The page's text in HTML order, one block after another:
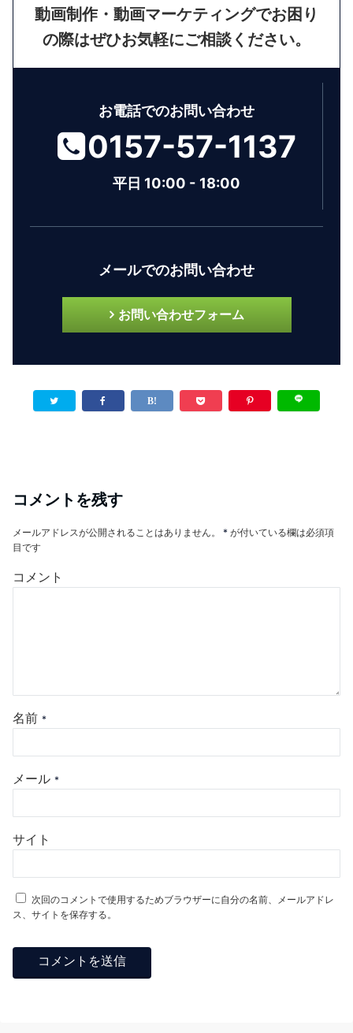
動画制作・動画マーケティングでお困り
の際はぜひお気軽にご相談ください。
お電話でのお問い合わせ
0157-57-1137
平日 10:00 - 18:00
メールでのお問い合わせ
お問い合わせフォーム
コメントを残す
メールアドレスが公開されることはありません。 * が付いている欄は必須項
目です
コメント
名前 *
メール *
サイト
次回のコメントで使用するためブラウザーに自分の名前、メールアドレ
ス、サイトを保存する。